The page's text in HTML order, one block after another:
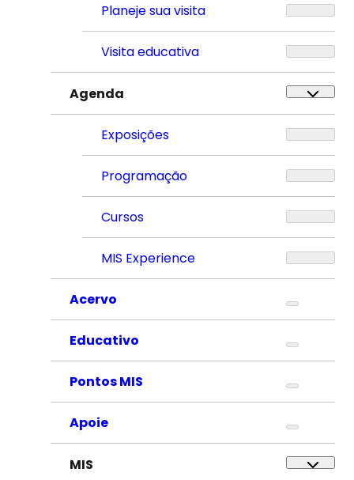
Planeje sua visita
Visita educativa
Agenda
Exposições
Programação
Cursos
MIS Experience
Acervo
Educativo
Pontos MIS
Apoie
MIS